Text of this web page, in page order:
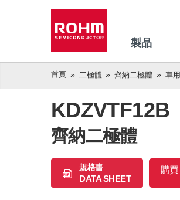
製品
首頁 二極體 齊納二極體 車用
KDZVTF12B
齊納二極體
規格書
DATA SHEET
購買